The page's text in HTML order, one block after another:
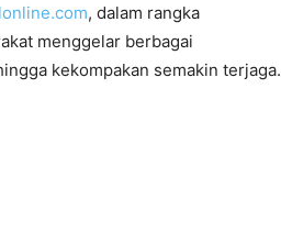
, dalam rangka
menggelar berbagai
kekompakan semakin terjaga.